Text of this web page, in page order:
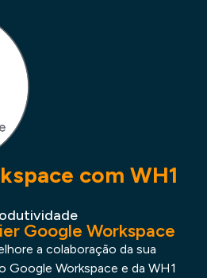
com WH1
Google Workspace
a colaboração da sua
Google Workspace e da WH1